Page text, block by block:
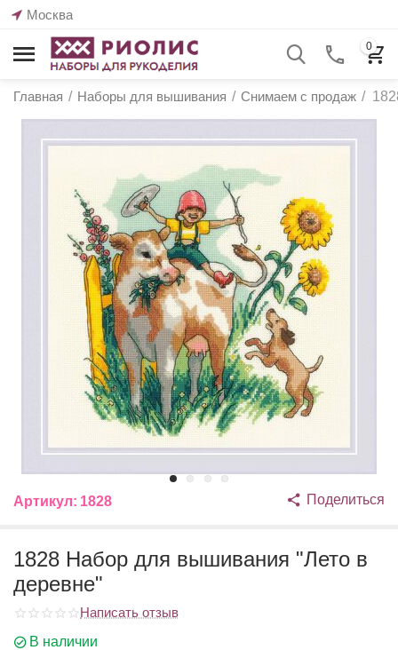
Москва
0
Главная / Наборы для вышивания / Снимаем с продаж /
Артикул: 1828 Поделиться
1828 Набор для вышивания "Лето в
деревне"
Написать отзыв
В наличии